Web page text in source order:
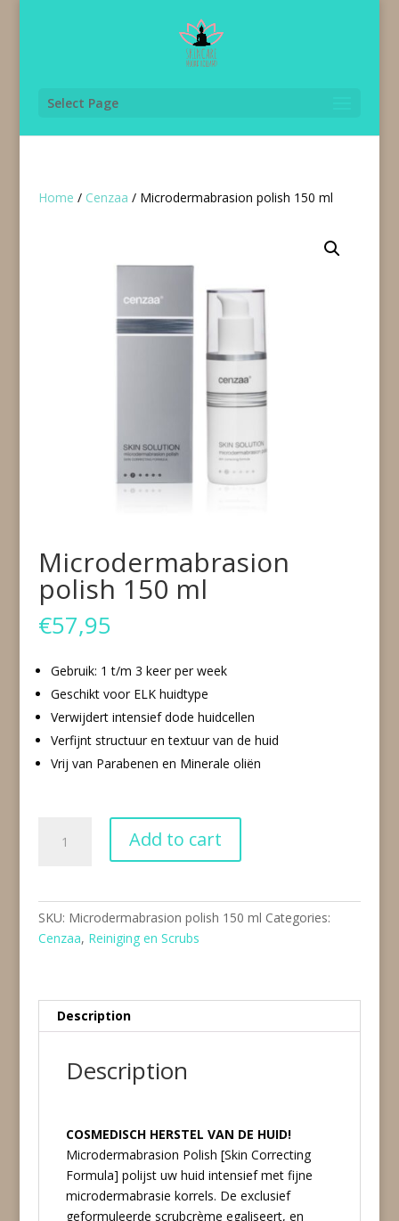
Select Page
Home / Cenzaa / Microdermabrasion polish 150 ml
Microdermabrasion
polish 150 ml
€57,95
Gebruik: 1 t/m 3 keer per week
Geschikt voor ELK huidtype
Verwijdert intensief dode huidcellen
Verfijnt structuur en textuur van de huid
Vrij van Parabenen en Minerale oliën
polish
Add to cart
SKU: Microdermabrasion polish 150 ml Categories:
Cenzaa, Reiniging en Scrubs
Description
Description
COSMEDISCH HERSTEL VAN DE HUID!
Microdermabrasion Polish [Skin Correcting
Formula] polijst uw huid intensief met fijne
microdermabrasie korrels. De exclusief
geformuleerde scrubcrème egaliseert, en